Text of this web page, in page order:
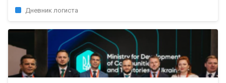
Дневник логиста